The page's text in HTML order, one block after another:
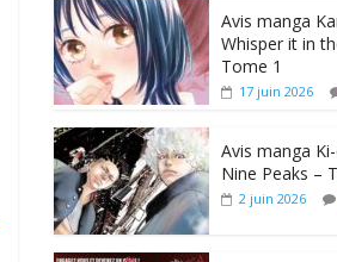
Avis manga
Whisper it in
Tome 1
17 juin 2026
Avis manga
Nine Peaks –
2 juin 2026